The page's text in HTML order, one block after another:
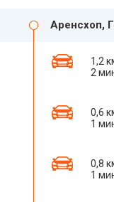
Аренсхоп,
1,2
2
0,6
1
0,8
1